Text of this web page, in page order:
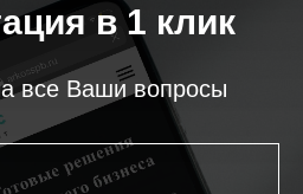
в 1 клик
все Ваши вопросы